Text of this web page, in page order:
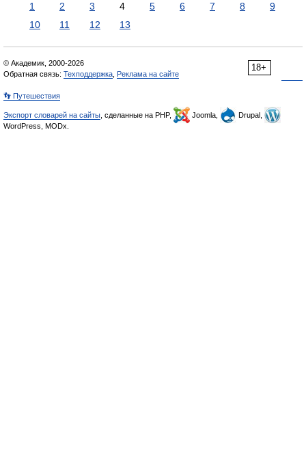
1 2 3 4 5 6 7 8
9
10
11 12 13
18+
© Академик, 2000-2026
Обратная связь: Техподдержка Реклама на сайте
👣 Путешествия
Экспорт словарей на сайты , сделанные на PHP, Joomla,
Drupal,
WordPress, MODx.